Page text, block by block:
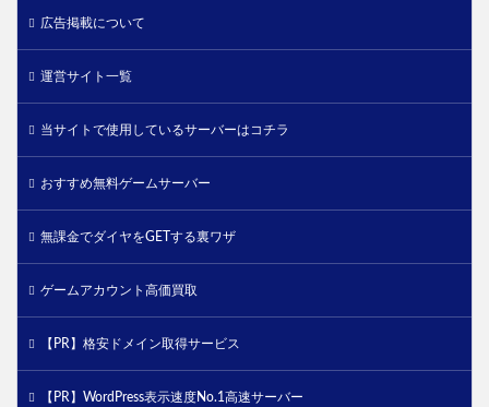
広告掲載について
運営サイト一覧
当サイトで使用しているサーバーはコチラ
おすすめ無料ゲームサーバー
無課金でダイヤをGETする裏ワザ
ゲームアカウント高価買取
【PR】格安ドメイン取得サービス
【PR】WordPress表示速度No.1高速サーバー